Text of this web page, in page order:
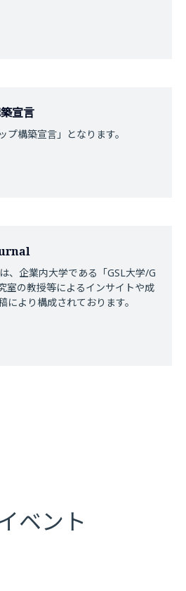
宣言
構築宣言」となります。
、企業内大学である「GSL大学/G
室の教授等によるインサイトや成
より構成されております。
ベント